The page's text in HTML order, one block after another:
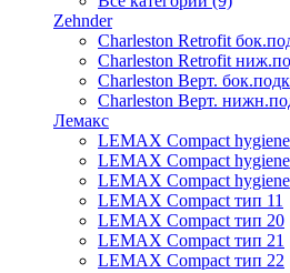
Zehnder
Charleston Retrofit
Charleston Retrofit
Charleston Верт.
Charleston Верт.
Лемакс
LEMAX Compact
LEMAX Compact
LEMAX Compact
LEMAX Compact тип 11
LEMAX Compact тип 20
LEMAX Compact тип 21
LEMAX Compact тип 22